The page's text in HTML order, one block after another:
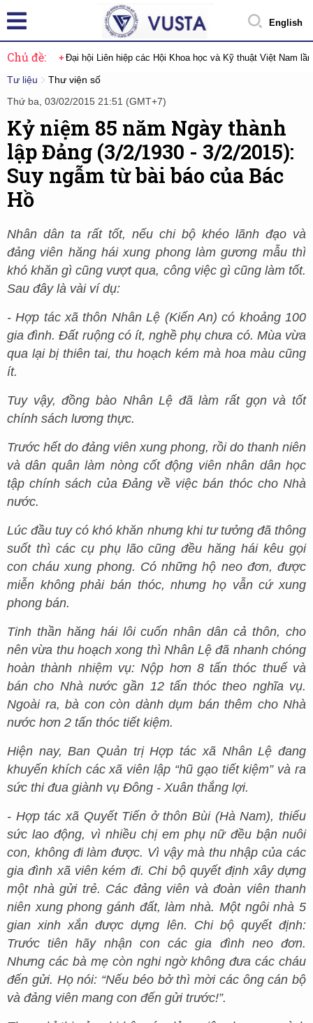
English
Chủ đề: Đại hội Liên hiệp các Hội Khoa học và Kỹ thuật Việt Nam
Tư liệu
Thư viện số
Thứ ba, 03/02/2015 21:51 (GMT+7)
Kỷ niệm 85 năm Ngày thành
lập Đảng (3/2/1930 - 3/2/2015):
Suy ngẫm từ bài báo của Bác
Hồ
Nhân dân ta rất tốt, nếu chi bộ khéo lãnh đạo và
đảng viên hăng hái xung phong làm gương mẫu thì
khó khăn gì cũng vượt qua, công việc gì cũng làm tốt.
Sau đây là vài ví dụ:
- Hợp tác xã thôn Nhân Lệ (Kiến An) có khoảng 100
gia đình. Đất ruộng có ít, nghề phụ chưa có. Mùa vừa
qua lại bị thiên tai, thu hoạch kém mà hoa màu cũng
ít.
Tuy vậy, đồng bào Nhân Lệ đã làm rất gọn và tốt
chính sách lương thực.
Trước hết do đảng viên xung phong, rồi do thanh niên
và dân quân làm nòng cốt động viên nhân dân học
tập chính sách của Đảng về việc bán thóc cho Nhà
nước.
Lúc đầu tuy có khó khăn nhưng khi tư tưởng đã thông
suốt thì các cụ phụ lão cũng đều hăng hái kêu gọi
con cháu xung phong. Có những hộ neo đơn, được
miễn không phải bán thóc, nhưng họ vẫn cứ xung
phong bán.
Tinh thần hăng hái lôi cuốn nhân dân cả thôn, cho
nên vừa thu hoạch xong thì Nhân Lệ đã nhanh chóng
hoàn thành nhiệm vụ: Nộp hơn 8 tấn thóc thuế và
bán cho Nhà nước gần 12 tấn thóc theo nghĩa vụ.
Ngoài ra, bà con còn dành dụm bán thêm cho Nhà
nước hơn 2 tấn thóc tiết kiệm.
Hiện nay, Ban Quản trị Hợp tác xã Nhân Lệ đang
khuyến khích các xã viên lập “hũ gạo tiết kiệm” và ra
sức thi đua giành vụ Đông - Xuân thắng lợi.
- Hợp tác xã Quyết Tiến ở thôn Bùi (Hà Nam), thiếu
sức lao động, vì nhiều chị em phụ nữ đều bận nuôi
con, không đi làm được. Vì vậy mà thu nhập của các
gia đình xã viên kém đi. Chi bộ quyết định xây dựng
một nhà gửi trẻ. Các đảng viên và đoàn viên thanh
niên xung phong gánh đất, làm nhà. Một ngôi nhà 5
gian xinh xắn được dựng lên. Chi bộ quyết định:
Trước tiên hãy nhận con các gia đình neo đơn.
Nhưng các bà mẹ còn nghi ngờ không đưa các cháu
đến gửi. Họ nói: “Nếu béo bở thì mời các ông cán bộ
và đảng viên mang con đến gửi trước!”.